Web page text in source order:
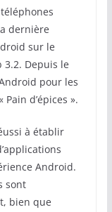
téléphones
dernière
sur le
3.2. Depuis le
pour les
d’épices ».
à établir
Android.
sont
bien que